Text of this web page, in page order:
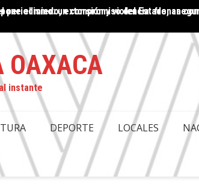
el miedo, extorsión y violencia: frenan
DE PODERES EN OAXACA ES
OAXACA
instante
DEPORTE LOCALES